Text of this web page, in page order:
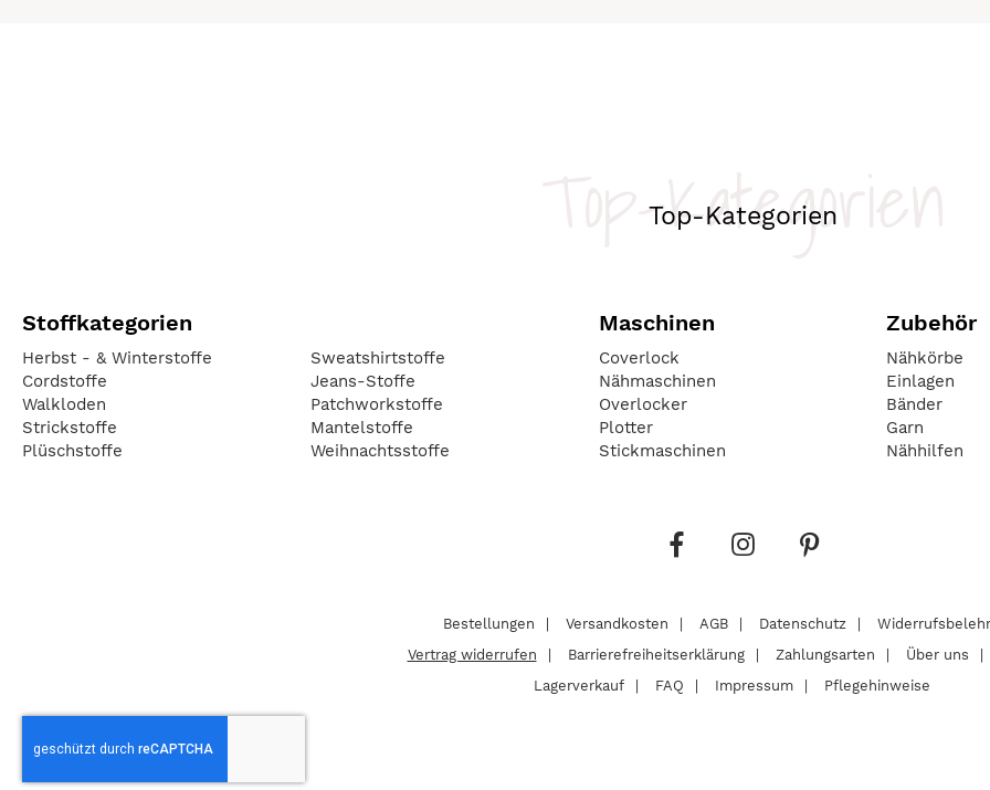
Top-Kategorien
Top-Kategorien
Stoffkategorien
Herbst - & Winterstoffe
Cordstoffe
Walkloden
Strickstoffe
Plüschstoffe
Sweatshirtstoffe
Jeans-Stoffe
Patchworkstoffe
Mantelstoffe
Weihnachtsstoffe
Maschinen
Coverlock
Nähmaschinen
Overlocker
Plotter
Stickmaschinen
Zubehör
Nähkörbe
Einlagen
Bänder
Garn
Nähhilfen
Bestellungen Versandkosten AGB Datenschutz
Vertrag widerrufen
Barrierefreiheitserklärung Zahlungsarten Über uns
Lagerverkauf
FAQ Impressum Pflegehinweise